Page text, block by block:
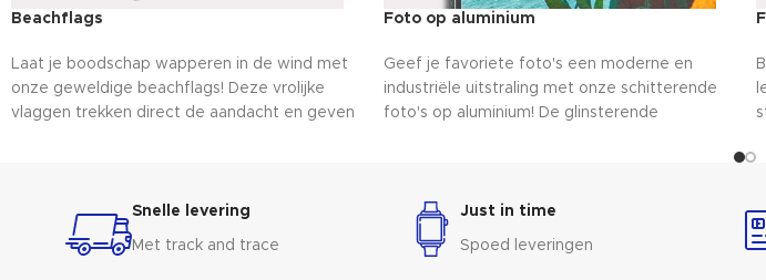
Beachflags
Laat je boodschap wapperen in de wind met
onze geweldige beachflags! Deze vrolijke
vlaggen trekken direct de aandacht en geven
Foto op aluminium
Geef je favoriete foto's een moderne en
industriële uitstraling met onze schitterende
foto's op aluminium! De glinsterende
herinneringen met onze opwindende foto's
op aluminium!
Snelle levering
Met track and trace
Just in time
Spoed leveringen